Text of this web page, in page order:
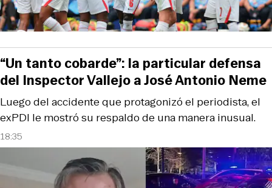
18:35
Luego del accidente que protagonizó el periodista, el
exPDI le mostró su respaldo de una manera inusual.
“Un tanto cobarde”: la particular defensa
del Inspector Vallejo a José Antonio Neme